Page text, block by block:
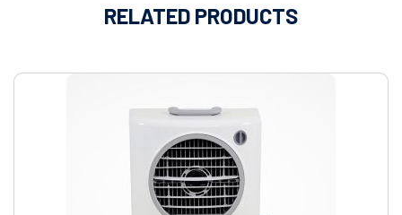
RELATED PRODUCTS